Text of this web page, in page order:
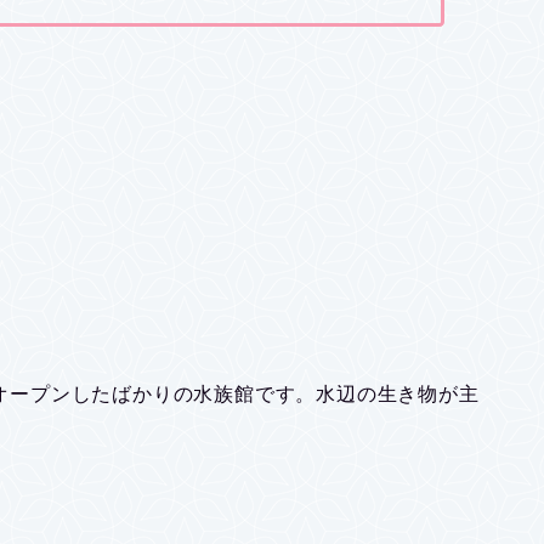
プンしたばかりの水族館です。水辺の生き物が主